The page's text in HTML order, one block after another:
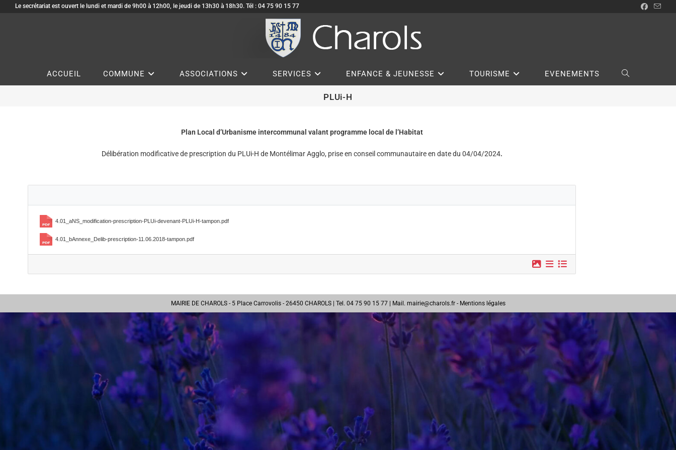
Le secrétariat est ouvert le lundi et mardi de 9h00 à 12h00, le jeudi de 13h30 à 18h30. Tél : 04 75 90 15 77
ACCUEIL COMMUNE ASSOCIATIONS SERVICES ENFANCE & JEUNESSE TOURISME EVENEMENTS
PLUi-H
Plan Local d’Urbanisme intercommunal valant programme local de l’Habitat
Délibération modificative de prescription du PLUi-H de Montélimar Agglo, prise en conseil communautaire en date du 04/04/2024.
4.01_aNS_modification-prescription-PLUi-devenant-PLUi-H-tampon.pdf
4.01_bAnnexe_Delib-prescription-11.06.2018-tampon.pdf
MAIRIE DE CHAROLS - 5 Place Carrovolis - 26450 CHAROLS | Tel. 04 75 90 15 77 | Mail. mairie@charols.fr- Mentions légales